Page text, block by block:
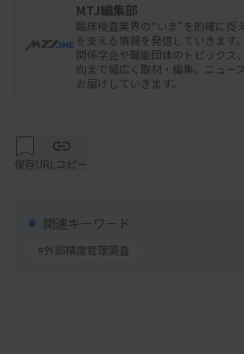
MTJ編集部
臨床検査業界の“いま”を的確に捉
を支える情報を発信していきます
関係学会や職能団体のトピックス
向まで幅広く取材・編集。ニュー
お届けしていきます。
保存URLコピー
関連キーワード
#外部精度管理調査